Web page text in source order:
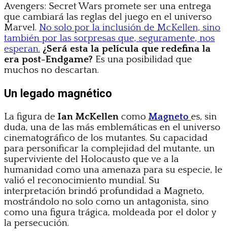
Avengers: Secret Wars promete ser una entrega
que cambiará las reglas del juego en el universo
Marvel. No solo por la inclusión de McKellen, sino
también por las sorpresas que, seguramente, nos
esperan. ¿Será esta la película que redefina la
era post-Endgame? Es una posibilidad que
muchos no descartan.
Un legado magnético
La figura de Ian McKellen como Magneto es, sin
duda, una de las más emblemáticas en el universo
cinematográfico de los mutantes. Su capacidad
para personificar la complejidad del mutante, un
superviviente del Holocausto que ve a la
humanidad como una amenaza para su especie, le
valió el reconocimiento mundial. Su
interpretación brindó profundidad a Magneto,
mostrándolo no solo como un antagonista, sino
como una figura trágica, moldeada por el dolor y
la persecución.